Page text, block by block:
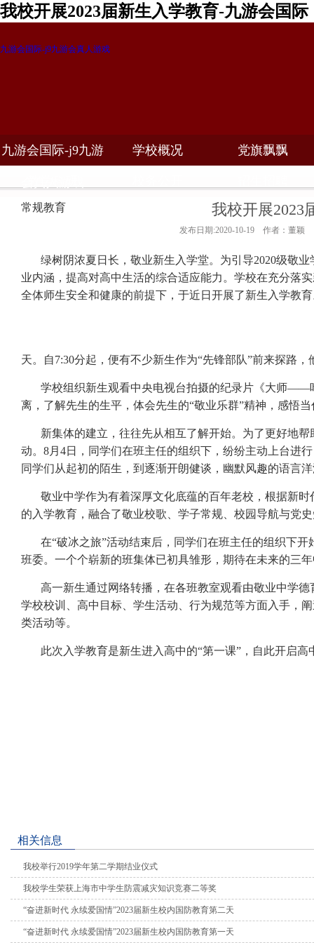
我校开展2023届新生入学教育-九游会国际
九游会国际-j9九游会真人游戏
九游会国际-j9九游 学校概况 党旗飘飘
常规教育 我校开展2023
发布日期:2020-10-19 作者：董颖
绿树阴浓夏日长，敬业新生入学堂。为引导2020级敬业
业内涵，提高对高中生活的综合适应能力。学校在充分落
全体师生安全和健康的前提下，于近日开展了新生入学教
天。自7:30分起，便有不少新生作为“先锋部队”前来探路
学校组织新生观看中央电视台拍摄的纪录片《大师——
离，了解先生的生平，体会先生的“敬业乐群”精神，感悟
新集体的建立，往往先从相互了解开始。为了更好地
动。 8月 4日，同学们在班主任的组织下，纷纷主动上台进
同学们从起初的陌生，到逐渐开朗健谈，幽默风趣的语言
敬业中学作为有着深厚文化底蕴的百年老校，根据新
的入学教育，融合了敬业校歌、学子常规、校园导航与党
在“破冰之旅”活动结束后，同学们在班主任的组织下
班委。一个个崭新的班集体已初具雏形，期待在未来的三
高一新生通过网络转播，在各班教室观看由敬业中学
学校校训、高中目标、学生活动、行为规范等方面入手，
类活动等。
此次入学教育是新生进入高中的“第一课”，自此开启
相关信息
我校举行2019学年第二学期结业仪式
我校学生荣获上海市中学生防震减灾知识竞赛二等奖
“奋进新时代 永续爱国情”2023届新生校内国防教育第二天
“奋进新时代 永续爱国情”2023届新生校内国防教育第一天